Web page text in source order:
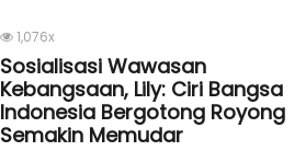
1,076x
Sosialisasi Wawasan
Kebangsaan, Lily: Ciri Bangsa
Indonesia Bergotong Royong
Semakin Memudar